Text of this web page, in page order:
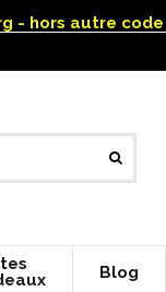
- hors autre
Blog